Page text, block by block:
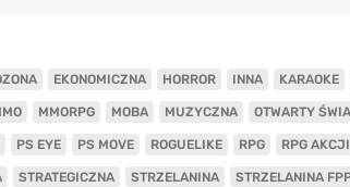
EKONOMICZNA HORROR INNA KARAOKE
MMORPG MOBA MUZYCZNA OTWARTY
PS EYE PS MOVE ROGUELIKE RPG RPG AKCJI
STRATEGICZNA STRZELANINA STRZELANINA